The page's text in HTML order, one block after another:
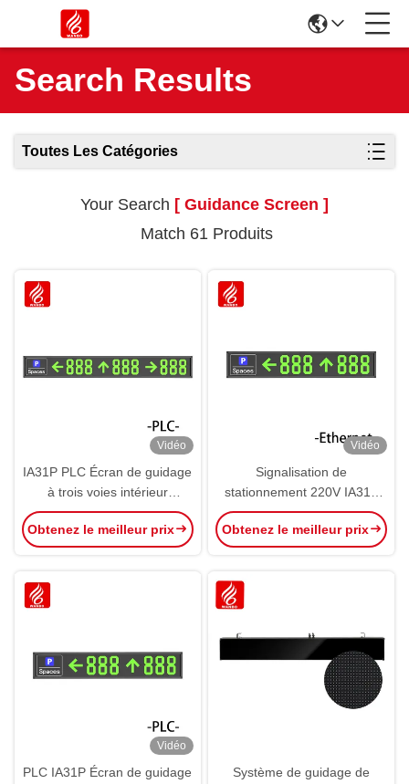
Search Results
Toutes Les Catégories
Your Search [ Guidance Screen ]
Match 61 Produits
Vidéo
IA31P PLC Écran de guidage
à trois voies intérieur
Affichage de stationnement à
LED
Obtenez le meilleur prix
Vidéo
Signalisation de
stationnement 220V IA31E
Ethernet bidirectionnel Écran
de guidage intérieur
Affichage de l'espace PGS
Obtenez le meilleur prix
Vidéo
PLC IA31P Écran de guidage
Système de guidage de